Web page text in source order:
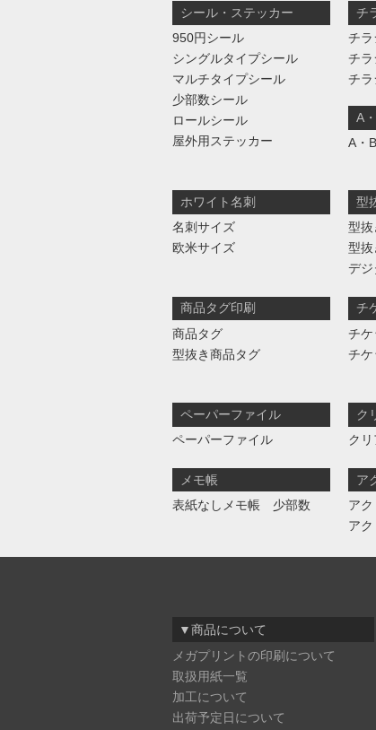
シール・ステッカー
950円シール
シングルタイプシール
マルチタイプシール
少部数シール
ロールシール
屋外用ステッカー
チ
チ
チ
チ
A
A・
ホワイト名刺
名刺サイズ
欧米サイズ
型
型抜
型抜
デジ
商品タグ印刷
商品タグ
型抜き商品タグ
チ
チケ
チケ
ペーパーファイル
ペーパーファイル
ク
ク
メモ帳
表紙なしメモ帳 少部数
ア
ア
ア
▼商品について
メガプリントの印刷について
取扱用紙一覧
加工について
出荷予定日について